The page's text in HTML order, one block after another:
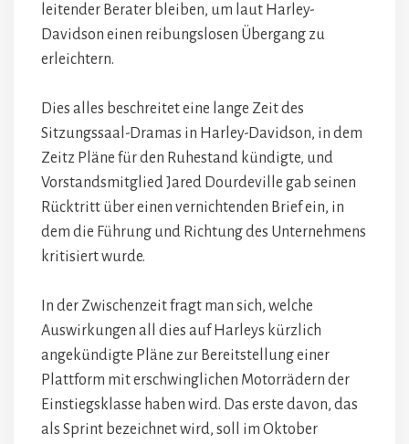
leitender Berater bleiben, um laut Harley-
Davidson einen reibungslosen Übergang zu
erleichtern.
Dies alles beschreitet eine lange Zeit des
Sitzungssaal-Dramas in Harley-Davidson, in dem
Zeitz Pläne für den Ruhestand kündigte, und
Vorstandsmitglied Jared Dourdeville gab seinen
Rücktritt über einen vernichtenden Brief ein, in
dem die Führung und Richtung des Unternehmens
kritisiert wurde.
In der Zwischenzeit fragt man sich, welche
Auswirkungen all dies auf Harleys kürzlich
angekündigte Pläne zur Bereitstellung einer
Plattform mit erschwinglichen Motorrädern der
Einstiegsklasse haben wird. Das erste davon, das
als Sprint bezeichnet wird, soll im Oktober